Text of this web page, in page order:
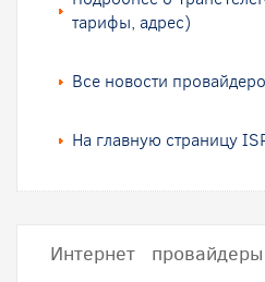
тарифы, адрес)
Все новости
На главную страницу
Интернет провайдеры